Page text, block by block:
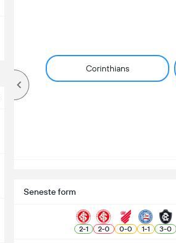
Corinthians
Seneste form
2-1 2-0 0-0 1-1 3-0